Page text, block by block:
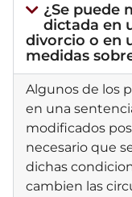
¿Se puede
dictada en
divorcio o en
medidas
Algunos de los
en una
modificados
necesario que
dichas
cambien las